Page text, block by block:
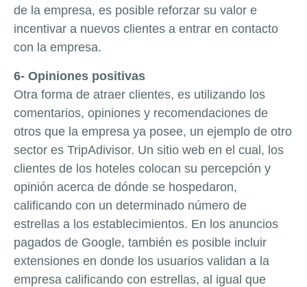
de la empresa, es posible reforzar su valor e
incentivar a nuevos clientes a entrar en contacto
con la empresa.
6- Opiniones positivas
Otra forma de atraer clientes, es utilizando los
comentarios, opiniones y recomendaciones de
otros que la empresa ya posee, un ejemplo de otro
sector es TripAdivisor. Un sitio web en el cual, los
clientes de los hoteles colocan su percepción y
opinión acerca de dónde se hospedaron,
calificando con un determinado número de
estrellas a los establecimientos. En los anuncios
pagados de Google, también es posible incluir
extensiones en donde los usuarios validan a la
empresa calificando con estrellas, al igual que